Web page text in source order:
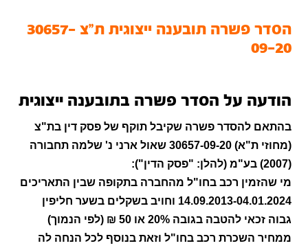
הסדר פשרה תובענה ייצוגית ת"צ 30657-
09-20
הודעה על הסדר פשרה בתובענה ייצוגית
בהתאם להסדר פשרה שקיבל תוקף של פסק דין בת"צ
(מחוזי ת"א) 30657-09-20 שאול ארני נ' שלמה תחבורה
(2007) בע"מ (להלן: "פסק הדין"):
מי שהזמין רכב בחו"ל מהחברה בתקופה שבין התאריכים
14.09.2013-04.01.2024 וחויב בשקלים בשער חליפין
גבוה זכאי להטבה בגובה 20% או 50 ₪ (לפי הנמוך)
ממחיר השכרת רכב בחו"ל וזאת בנוסף לכל הנחה לה